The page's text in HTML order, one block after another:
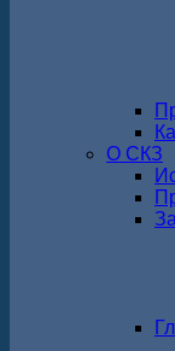
О СКЗ